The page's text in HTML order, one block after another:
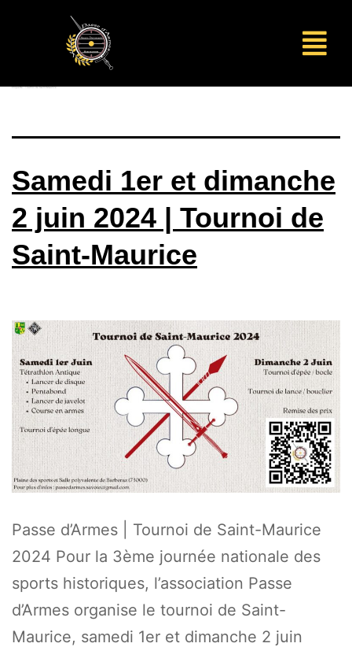
Étiquette :Tournoi de Saint-Maurice
Samedi 1er et dimanche
2 juin 2024 | Tournoi de
Saint-Maurice
Passe d’Armes | Tournoi de Saint-Maurice
2024 Pour la 3ème journée nationale des
sports historiques, l’association Passe
d’Armes organise le tournoi de Saint-
Maurice, samedi 1er et dimanche 2 juin